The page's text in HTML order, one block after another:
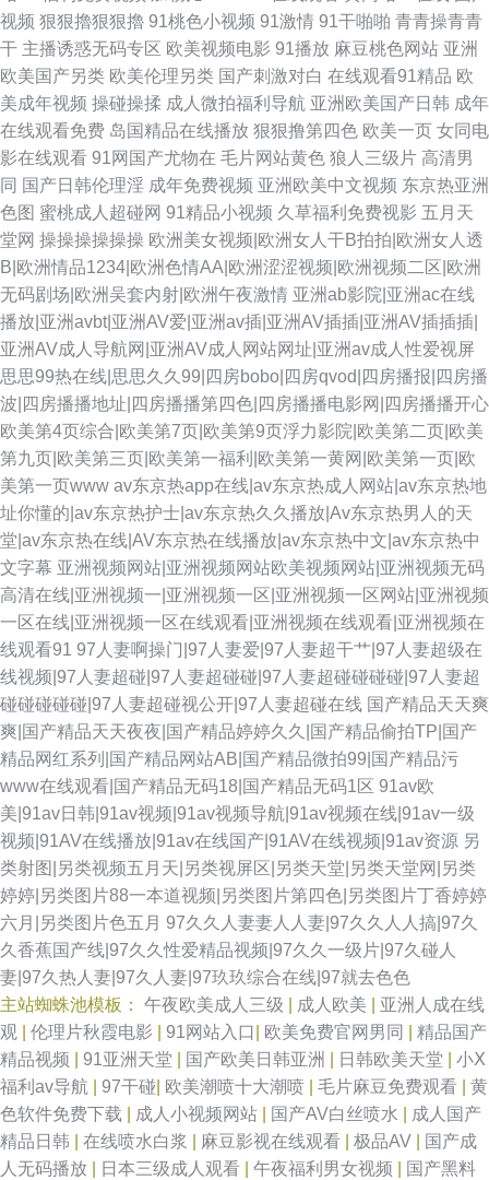
视频 狠狠擼狠狠擼 91桃色小视频 91激情 91干啪啪 青青操青青
干 主播诱惑无码专区 欧美视频电影 91播放 麻豆桃色网站 亚洲
欧美国产另类 欧美伦理另类 国产刺激对白 在线观看91精品 欧
美成年视频 操碰操揉 成人微拍福利导航 亚洲欧美国产日韩 成年
在线观看免费 岛国精品在线播放 狠狠撸第四色 欧美一页 女同电
影在线观看 91网国产尤物在 毛片网站黄色 狼人三级片 高清男
同 国产日韩伦理淫 成年免费视频 亚洲欧美中文视频 东京热亚洲
色图 蜜桃成人超碰网 91精品小视频 久草福利免费视影 五月天
堂网 操操操操操操 欧洲美女视频|欧洲女人干B拍拍|欧洲女人透
B|欧洲情品1234|欧洲色情AA|欧洲涩涩视频|欧洲视频二区|欧洲
无码剧场|欧洲吴套内射|欧洲午夜激情 亚洲ab影院|亚洲ac在线
播放|亚洲avbt|亚洲AV爱|亚洲av插|亚洲AV插插|亚洲AV插插插|
亚洲AV成人导航网|亚洲AV成人网站网址|亚洲av成人性爱视屏
思思99热在线|思思久久99|四房bobo|四房qvod|四房播报|四房播
波|四房播播地址|四房播播第四色|四房播播电影网|四房播播开心
欧美第4页综合|欧美第7页|欧美第9页浮力影院|欧美第二页|欧美
第九页|欧美第三页|欧美第一福利|欧美第一黄网|欧美第一页|欧
美第一页www av东京热app在线|av东京热成人网站|av东京热地
址你懂的|av东京热护士|av东京热久久播放|Av东京热男人的天
堂|av东京热在线|AV东京热在线播放|av东京热中文|av东京热中
文字幕 亚洲视频网站|亚洲视频网站欧美视频网站|亚洲视频无码
高清在线|亚洲视频一|亚洲视频一区|亚洲视频一区网站|亚洲视频
一区在线|亚洲视频一区在线观看|亚洲视频在线观看|亚洲视频在
线观看91 97人妻啊操门|97人妻爱|97人妻超干艹|97人妻超级在
线视频|97人妻超碰|97人妻超碰碰|97人妻超碰碰碰碰|97人妻超
碰碰碰碰碰|97人妻超碰视公开|97人妻超碰在线 国产精品天天爽
爽|国产精品天天夜夜|国产精品婷婷久久|国产精品偷拍TP|国产
精品网红系列|国产精品网站AB|国产精品微拍99|国产精品污
www在线观看|国产精品无码18|国产精品无码1区 91av欧
美|91av日韩|91av视频|91av视频导航|91av视频在线|91av一级
视频|91AV在线播放|91av在线国产|91AV在线视频|91av资源 另
类射图|另类视频五月天|另类视屏区|另类天堂|另类天堂网|另类
婷婷|另类图片88一本道视频|另类图片第四色|另类图片丁香婷婷
六月|另类图片色五月 97久久人妻妻人人妻|97久久人人搞|97久
久香蕉国产线|97久久性爱精品视频|97久久一级片|97久碰人
妻|97久热人妻|97久人妻|97玖玖综合在线|97就去色色
主站蜘蛛池模板： 午夜欧美成人三级 成人欧美
亚洲人成在线
观
伦理片秋霞电影 91网站入口 欧美免费官网男同
精品国产
精品视频
91亚洲天堂 国产欧美日韩亚洲 日韩欧美天堂
小Ⅹ
福利av导航
97干碰 欧美潮喷十大潮喷 毛片麻豆免费观看
黄
色软件免费下载
成人小视频网站 国产AV白丝喷水
成人国产
精品日韩
在线喷水白浆 麻豆影视在线观看 极品AV
国产成
人无码播放
日本三级成人观看 午夜福利男女视频 国产黑料